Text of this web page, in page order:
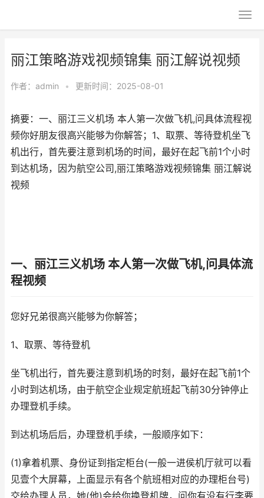
丽江策略游戏视频锦集 丽江解说视频
作者： admin • 更新时间：2025-08-01
摘要：一、丽江三义机场 本人第一次做飞机,问具体流程视
频你好朋友很高兴能够为你解答；1、取票、等待登机坐飞
机出行，首先要注意到机场的时间，最好在起飞前1个小时
到达机场，因为航空公司,丽江策略游戏视频锦集 丽江解说
视频
一、丽江三义机场 本人第一次做飞机,问具体流
程视频
您好兄弟很高兴能够为你解答；
1、取票、等待登机
坐飞机出行，首先要注意到机场的时刻，最好在起飞前1个
小时到达机场，由于航空企业规定航班起飞前30分钟停止
办理登机手续。
到达机场后后，办理登机手续，一般顺序如下：
(1)拿着机票、身份证到指定柜台(一般一进侯机厅就可以看
见壹个大屏幕，上面显示有各个航班相对应的办理柜台号)